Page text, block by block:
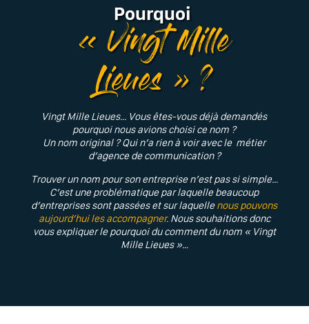
Pourquoi
« Vingt Mille
Lieues » ?
Vingt Mille Lieues… Vous êtes-vous déjà demandés
pourquoi nous avions choisi ce nom ?
Un nom original ? Qui n’a rien à voir avec le métier
d’agence de communication ?
Trouver un nom pour son entreprise n’est pas si simple…
C’est une problématique par laquelle beaucoup
d’entreprises sont passées et sur laquellenous pouvons
aujourd’hui les accompagner. Nous souhaitions donc
vous expliquer le pourquoi du comment du nom « Vingt
Mille Lieues »…